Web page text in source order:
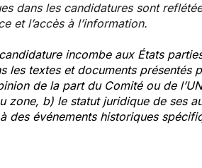
dans les candidatures sont
et l’accès à l’information.
incombe aux États
les textes et documents présentés
de la part du Comité ou de
b) le statut juridique de ses
des événements historiques